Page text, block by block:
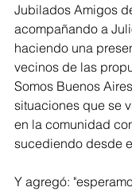
Jubilados Amigos
acompañando a
haciendo una
vecinos de las
Somos Buenos
situaciones que se
en la comunidad
sucediendo desde
Y agregó: